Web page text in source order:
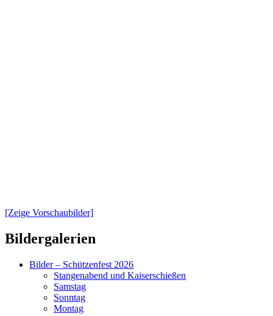
[Zeige Vorschaubilder]
Primärer
Widgetbereich
Bildergalerien
Bilder – Schützenfest 2026
Stangenabend und Kaiserschießen
Samstag
Sonntag
Montag